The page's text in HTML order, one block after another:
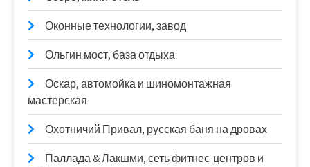
Оконные технологии, завод
Ольгин мост, база отдыха
Оскар, автомойка и шиномонтажная
мастерская
Охотничий Привал, русская баня на дровах
Паллада & Лакшми, сеть фитнес-центров и